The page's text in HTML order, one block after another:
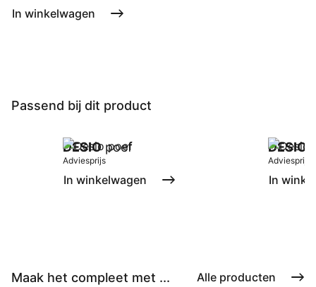
In winkelwagen
Passend bij dit product
DESIOpoef
Adviesprijs
In winkelwagen
DESIO
Adviesprijs
In
Maak het compleet met ... Alle producten